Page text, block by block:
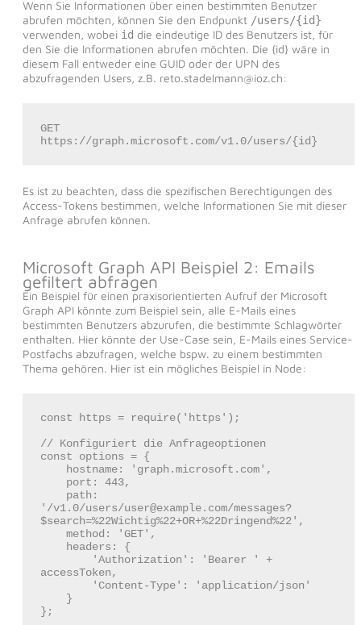
Wenn Sie Informationen über einen bestimmten Benutzer
abrufen möchten, können Sie den Endpunkt /users/{id}
verwenden, wobei id die eindeutige ID des Benutzers ist, für
den Sie die Informationen abrufen möchten. Die {id} wäre in
diesem Fall entweder eine GUID oder der UPN des
abzufragenden Users, z.B. reto.stadelmann@ioz.ch:
GET
https://graph.microsoft.com/v1.0/users/{id}
Es ist zu beachten, dass die spezifischen Berechtigungen des
Access-Tokens bestimmen, welche Informationen Sie mit dieser
Anfrage abrufen können.
Microsoft Graph API Beispiel 2: Emails
gefiltert abfragen
Ein Beispiel für einen praxisorientierten Aufruf der Microsoft
Graph API könnte zum Beispiel sein, alle E-Mails eines
bestimmten Benutzers abzurufen, die bestimmte Schlagwörter
enthalten. Hier könnte der Use-Case sein, E-Mails eines Service-
Postfachs abzufragen, welche bspw. zu einem bestimmten
Thema gehören. Hier ist ein mögliches Beispiel in Node:
const https = require('https');
// Konfiguriert die Anfrageoptionen
const options = {
'/v1.0/users/user@example.com/messages?
$search=%22Wichtig%22+OR+%22Dringend%22',
accessToken,
};